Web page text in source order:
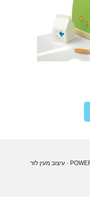
· עיצובמעין לזר